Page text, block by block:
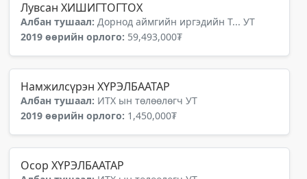
Лувсан ХИШИГТОГТОХ
Албан тушаал: Дорнод аймгийн иргэдийн Т... УТ
2019 өөрийн орлого: 59,493,000₮
Намжилсүрэн ХҮРЭЛБААТАР
Албан тушаал: ИТХ ын төлөөлөгч УТ
2019 өөрийн орлого: 1,450,000₮
Осор ХҮРЭЛБААТАР